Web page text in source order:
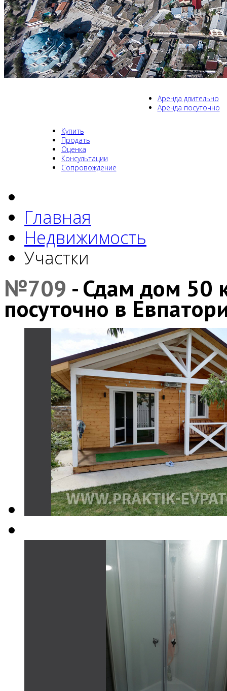
Аренда длительно
Аренда посуточно
Купить
Продать
Оценка
Консультации
Сопровождение
Главная
Недвижимость
Участки
№709 - Сдам дом 50
посуточно в